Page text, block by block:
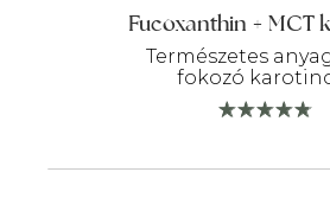
Fucoxanthin + MCT
Természetes
fokozó
5
610 Ft.
4
490 Ft.